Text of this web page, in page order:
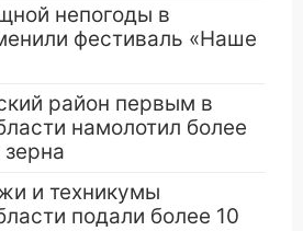
непогоды в
фестиваль «Наше
район первым в
намолотил более
и техникумы
подали более 10